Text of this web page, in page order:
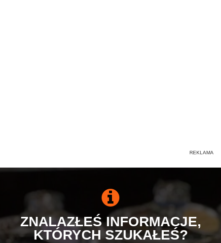
ZNALAZŁEŚ INFORMACJE,
KTÓRYCH SZUKAŁEŚ?